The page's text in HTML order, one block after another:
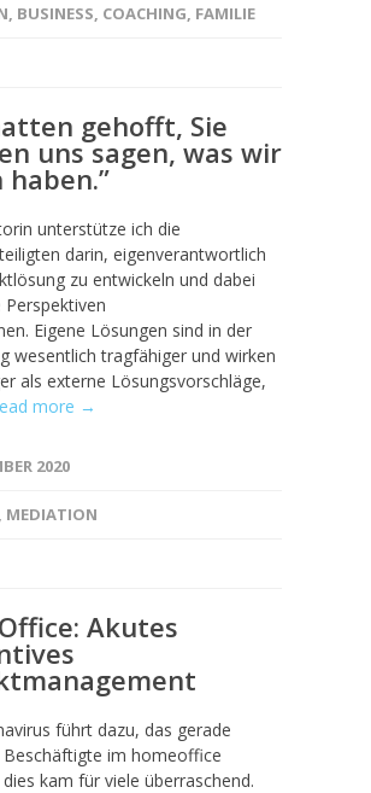
, BUSINESS, COACHING, FAMILIE
gehofft, Sie
uns sagen, was wir
unterstütze ich die
darin, eigenverantwortlich
zu entwickeln und dabei
Perspektiven
Eigene Lösungen sind in der
wesentlich tragfähiger und wirken
als externe Lösungsvorschläge,
more →
2020
, MEDIATION
Akutes
führt dazu, das gerade
Beschäftigte im homeoffice
kam für viele überraschend.